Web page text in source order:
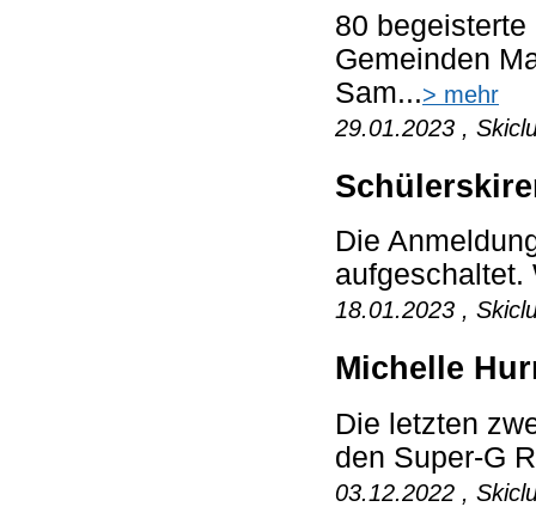
80
Gemeinden
Sam...> mehr
29.01.2023 ,
Die
aufgeschaltet.
18.01.2023 ,
Michelle
Die letzten
den Super-G
03.12.2022 ,